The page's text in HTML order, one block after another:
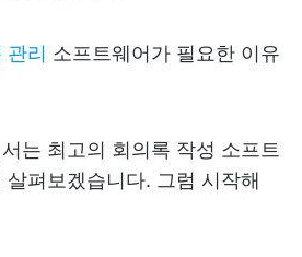
관리 소프트웨어가 필요한 이유
는 최고의 회의록 작성 소프트
펴보겠습니다. 그럼 시작해